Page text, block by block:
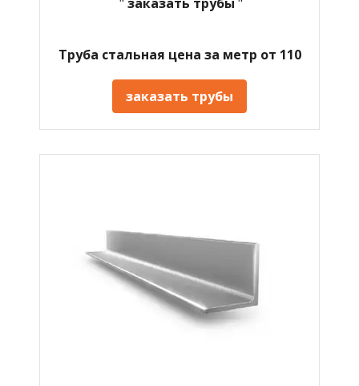
Труба стальная цена за метр от 110
заказать трубы